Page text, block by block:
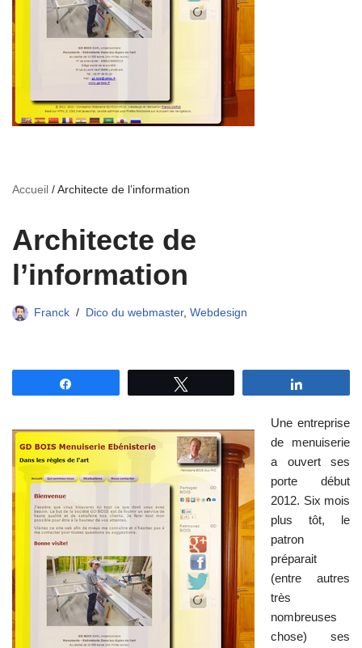
Accueil /Architecte de l’information
Architecte de
l’information
Franck Dico du webmaster, Webdesign
Une entreprise
de menuiserie
a ouvert ses
porte début
2012. Six mois
plus tôt, le
patron
préparait
(entre autres
très
nombreuses
chose) ses